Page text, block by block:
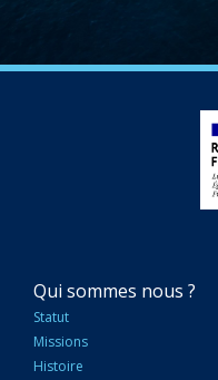
NAVIGATION
PRINCIPALE
Qui sommes nous ?
Statut
Missions
Histoire